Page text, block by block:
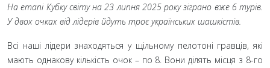
На етапі Кубку світу на 23 липня 2025 року зіграно вже 6 турів.
У двох очках від лідерів йдуть троє українських шашкістів.
Всі наші лідери знаходяться у щільному пелотоні гравців, які
мають однакову кількість очок – по 8. Вони ділять місця з 8-го